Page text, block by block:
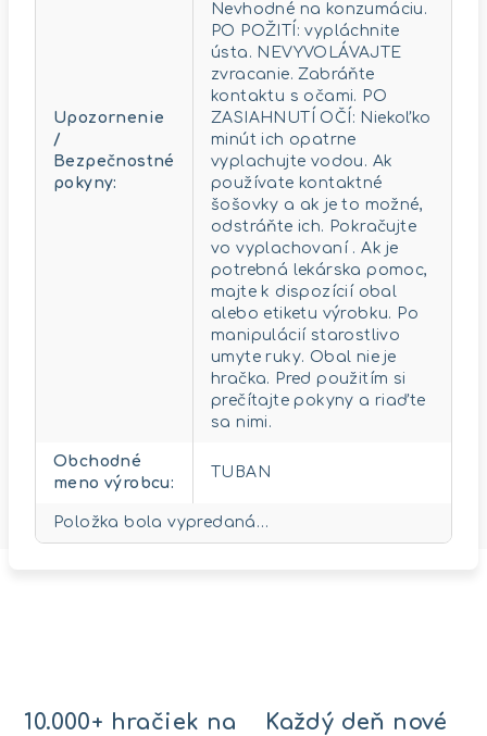
Upozornenie
/
Bezpečnostné
pokyny:
Nevhodné na konzumáciu.
PO POŽITÍ: vypláchnite
ústa. NEVYVOLÁVAJTE
zvracanie. Zabráňte
kontaktu s očami. PO
ZASIAHNUTÍ OČÍ: Niekoľko
minút ich opatrne
vyplachujte vodou. Ak
používate kontaktné
šošovky a ak je to možné,
odstráňte ich. Pokračujte
vo vyplachovaní . Ak je
potrebná lekárska pomoc,
majte k dispozícií obal
alebo etiketu výrobku. Po
manipulácií starostlivo
umyte ruky. Obal nie je
hračka. Pred použitím si
prečítajte pokyny a riaďte
sa nimi.
Obchodné
meno výrobcu:
TUBAN
Položka bola vypredaná…
10.000+ hračiek na
Každý deň nové